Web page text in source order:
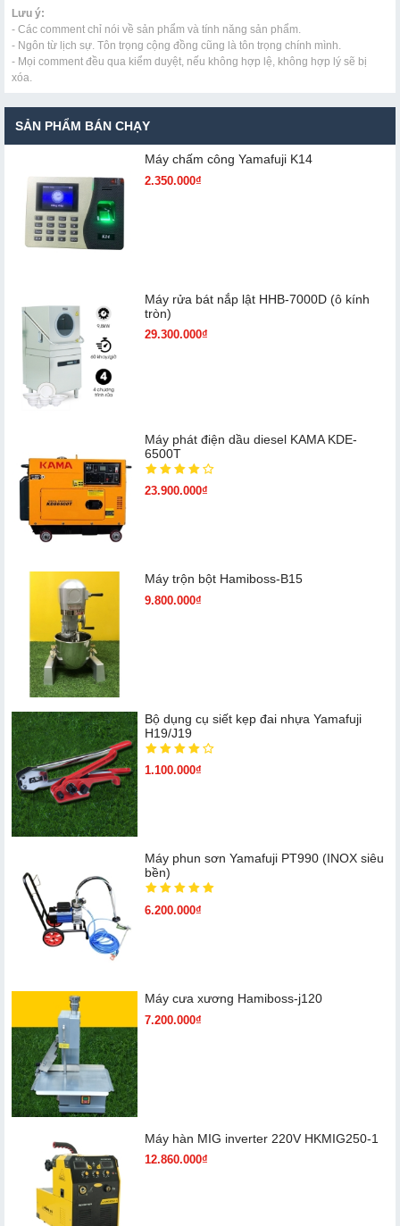
Lưu ý:
- Các comment chỉ nói về sản phẩm và tính năng sản phẩm.
- Ngôn từ lịch sự. Tôn trọng cộng đồng cũng là tôn trọng chính mình.
- Mọi comment đều qua kiểm duyệt, nếu không hợp lệ, không hợp lý sẽ bị
xóa.
SẢN PHẨM BÁN CHẠY
Máy chấm cô​ng Yamafuji K14
2.350.000₫
Máy rửa bát nắp lật HHB-7000D (ô kính
tròn)
29.300.000₫
Máy phát điện dầu diesel KAMA KDE-
6500T
23.900.000₫
Máy trộn bột Hamiboss-B15
9.800.000₫
Bộ dụng cụ siết kẹp đai nhựa Yamafuji
H19/J19
1.100.000₫
Máy phun sơn Yamafuji PT990 (INOX siêu
bền)
6.200.000₫
Máy cưa xương Hamiboss-j120
7.200.000₫
Máy hàn MIG inverter 220V HKMIG250-1
12.860.000₫